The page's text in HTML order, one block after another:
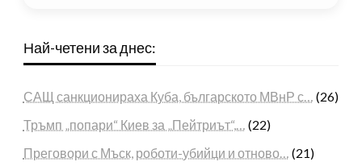
Най-четени за днес:
САЩ санкционираха Куба, българското МВнР с… (26)
Тръмп „попари“ Киев за „Пейтриът“,… (22)
Преговори с Мъск, роботи-убийци и отново… (21)